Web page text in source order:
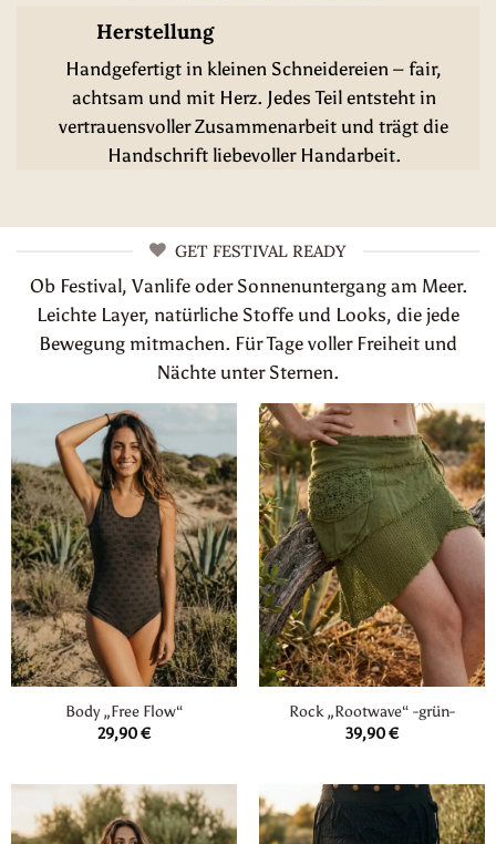
Herstellung
Handgefertigt in kleinen Schneidereien – fair,
achtsam und mit Herz. Jedes Teil entsteht in
vertrauensvoller Zusammenarbeit und trägt die
Handschrift liebevoller Handarbeit.
GET FESTIVAL READY
Ob Festival, Vanlife oder Sonnenuntergang am Meer.
Leichte Layer, natürliche Stoffe und Looks, die jede
Bewegung mitmachen. Für Tage voller Freiheit und
Nächte unter Sternen.
Body „Free Flow“
29,90€
Rock „Rootwave“ -grün-
39,90€